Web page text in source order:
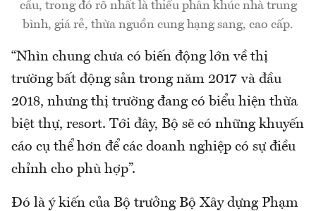
cầu, trong đó rõ nhất là thiếu phân khúc nhà trung
bình, giá rẻ, thừa nguồn cung hạng sang, cao cấp.
“Nhìn chung chưa có biến động lớn về thị
trường bất động sản trong năm 2017 và đầu
2018, nhưng thị trường đang có biểu hiện thừa
biệt thự, resort. Tới đây, Bộ sẽ có những khuyến
cáo cụ thể hơn để các doanh nghiệp có sự điều
chỉnh cho phù hợp”.
Đó là ý kiến của Bộ trưởng Bộ Xây dựng Phạm